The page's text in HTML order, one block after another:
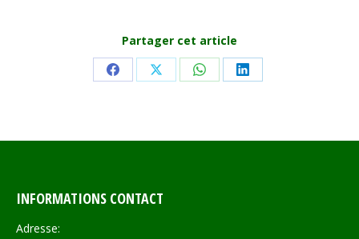
Partager cet article
Share Share Share Share
INFORMATIONS CONTACT
Adresse: